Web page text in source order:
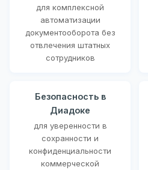
для комплексной
автоматизации
документооборота без
отвлечения штатных
сотрудников
Безопасность в
Диадоке
для уверенности в
сохранности и
конфиденциальности
коммерческой